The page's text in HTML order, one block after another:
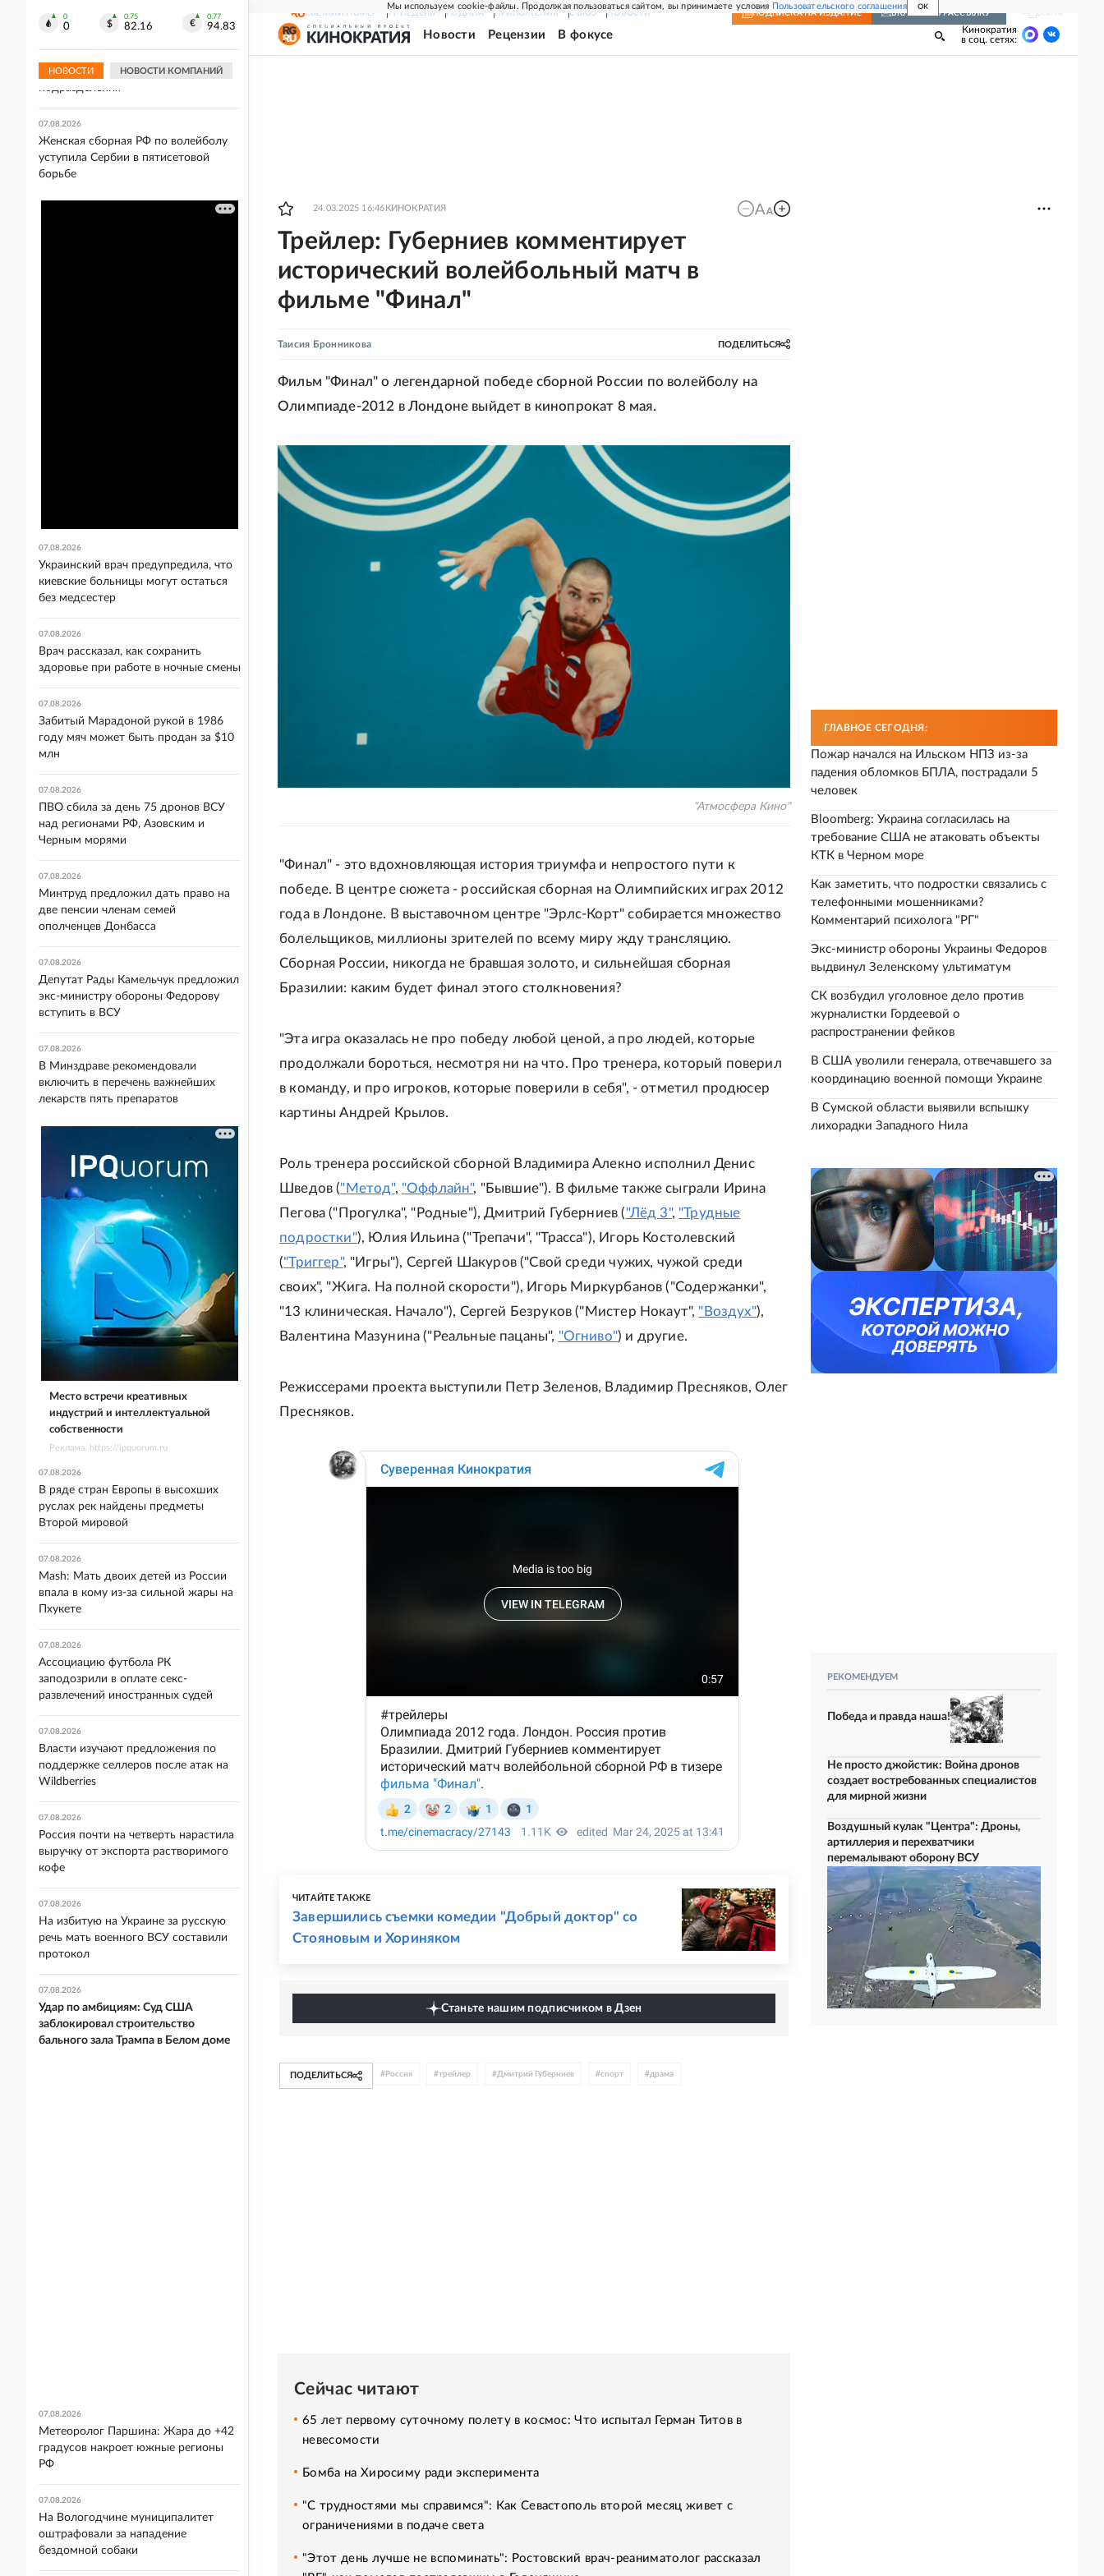
Мы используем cookie-файлы. Продолжая пользоваться сайтом, вы принимаете условия Пользовательского соглашения OK
СВЕЖИЙ НОМЕР РГ-НЕДЕЛЯ РОДИНА ПРИЛОЖЕНИЯ СОЮЗ НОВОСТИ ПОДПИСКА НА ИЗДАНИЕ ВКЛЮЧИТЬ РАССЫЛКУ
Новости Рецензии В фокусе
Кинократия
в соц. сетях:
24.03.2025 16:46 КИНОКРАТИЯ
Трейлер: Губерниев комментирует
исторический волейбольный матч в
фильме "Финал"
Таисия Бронникова ПОДЕЛИТЬСЯ
Фильм "Финал" о легендарной победе сборной России по волейболу на
Олимпиаде-2012 в Лондоне выйдет в кинопрокат 8 мая.
"Атмосфера Кино"
"Финал" - это вдохновляющая история триумфа и непростого пути к
победе. В центре сюжета - российская сборная на Олимпийских играх 2012
года в Лондоне. В выставочном центре "Эрлс-Корт" собирается множество
болельщиков, миллионы зрителей по всему миру жду трансляцию.
Сборная России, никогда не бравшая золото, и сильнейшая сборная
Бразилии: каким будет финал этого столкновения?
"Эта игра оказалась не про победу любой ценой, а про людей, которые
продолжали бороться, несмотря ни на что. Про тренера, который поверил
в команду, и про игроков, которые поверили в себя", - отметил продюсер
картины Андрей Крылов.
Роль тренера российской сборной Владимира Алекно исполнил Денис
Шведов ("Метод", "Оффлайн", "Бывшие"). В фильме также сыграли Ирина
Пегова ("Прогулка", "Родные"), Дмитрий Губерниев ("Лёд 3", "Трудные
подростки"), Юлия Ильина ("Трепачи", "Трасса"), Игорь Костолевский
("Триггер", "Игры"), Сергей Шакуров ("Свой среди чужих, чужой среди
своих", "Жига. На полной скорости"), Игорь Миркурбанов ("Содержанки",
"13 клиническая. Начало"), Сергей Безруков ("Мистер Нокаут", "Воздух"),
Валентина Мазунина ("Реальные пацаны", "Огниво") и другие.
Режиссерами проекта выступили Петр Зеленов, Владимир Пресняков, Олег
Пресняков.
ЧИТАЙТЕ ТАКЖЕ
Завершились съемки комедии "Добрый доктор" со
Стояновым и Хориняком
Станьте нашим подписчиком в Дзен
ПОДЕЛИТЬСЯ # Россия #трейлер # Дмитрий Губерниев #спорт # драма
Сейчас читают
65 лет первому суточному полету в космос: Что испытал Герман Титов в
невесомости
Бомба на Хиросиму ради эксперимента
"С трудностями мы справимся": Как Севастополь второй месяц живет с
ограничениями в подаче света
"Этот день лучше не вспоминать": Ростовский врач-реаниматолог рассказал
ГЛАВНОЕ СЕГОДНЯ:
Пожар начался на Ильском НПЗ из-за
падения обломков БПЛА, пострадали 5
человек
Bloomberg: Украина согласилась на
требование США не атаковать объекты
КТК в Черном море
Как заметить, что подростки связались с
телефонными мошенниками?
Комментарий психолога "РГ"
Экс-министр обороны Украины Федоров
выдвинул Зеленскому ультиматум
СК возбудил уголовное дело против
журналистки Гордеевой о
распространении фейков
В США уволили генерала, отвечавшего за
координацию военной помощи Украине
В Сумской области выявили вспышку
лихорадки Западного Нила
РЕКОМЕНДУЕМ
Победа и правда наша!
Не просто джойстик: Война дронов
создает востребованных специалистов
для мирной жизни
Воздушный кулак "Центра": Дроны,
артиллерия и перехватчики
перемалывают оборону ВСУ
0
0
0.75
82.16
0.77
94.83
НОВОСТИ НОВОСТИ КОМПАНИЙ
ВСУ "Скала" переводят в другие
подразделения
07.08.2026
Женская сборная РФ по волейболу
уступила Сербии в пятисетовой
борьбе
07.08.2026
Украинский врач предупредила, что
киевские больницы могут остаться
без медсестер
07.08.2026
Врач рассказал, как сохранить
здоровье при работе в ночные смены
07.08.2026
Забитый Марадоной рукой в 1986
году мяч может быть продан за $10
млн
07.08.2026
ПВО сбила за день 75 дронов ВСУ
над регионами РФ, Азовским и
Черным морями
07.08.2026
Минтруд предложил дать право на
две пенсии членам семей
ополченцев Донбасса
07.08.2026
Депутат Рады Камельчук предложил
экс-министру обороны Федорову
вступить в ВСУ
07.08.2026
В Минздраве рекомендовали
включить в перечень важнейших
лекарств пять препаратов
Место встречи креативных
индустрий и интеллектуальной
собственности
Реклама. https://ipquorum.ru
07.08.2026
В ряде стран Европы в высохших
руслах рек найдены предметы
Второй мировой
07.08.2026
Mash: Мать двоих детей из России
впала в кому из-за сильной жары на
Пхукете
07.08.2026
Ассоциацию футбола РК
заподозрили в оплате секс-
развлечений иностранных судей
07.08.2026
Власти изучают предложения по
поддержке селлеров после атак на
Wildberries
07.08.2026
Россия почти на четверть нарастила
выручку от экспорта растворимого
кофе
07.08.2026
На избитую на Украине за русскую
речь мать военного ВСУ составили
протокол
07.08.2026
Удар по амбициям: Суд США
заблокировал строительство
бального зала Трампа в Белом доме
07.08.2026
Метеоролог Паршина: Жара до +42
градусов накроет южные регионы
РФ
07.08.2026
На Вологодчине муниципалитет
оштрафовали за нападение
бездомной собаки